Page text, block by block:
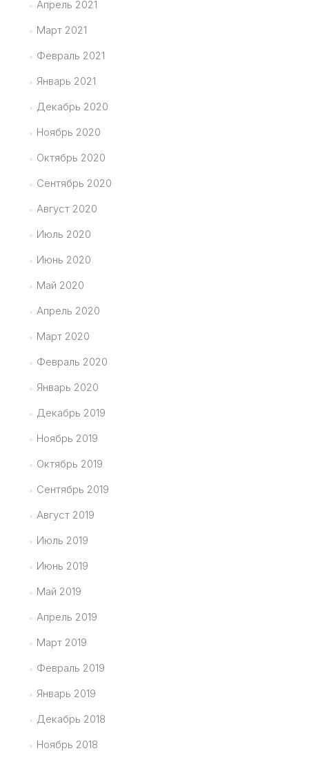
Апрель 2021
Март 2021
Февраль 2021
Январь 2021
Декабрь 2020
Ноябрь 2020
Октябрь 2020
Сентябрь 2020
Август 2020
Июль 2020
Июнь 2020
Май 2020
Апрель 2020
Март 2020
Февраль 2020
Январь 2020
Декабрь 2019
Ноябрь 2019
Октябрь 2019
Сентябрь 2019
Август 2019
Июль 2019
Июнь 2019
Май 2019
Апрель 2019
Март 2019
Февраль 2019
Январь 2019
Декабрь 2018
Ноябрь 2018